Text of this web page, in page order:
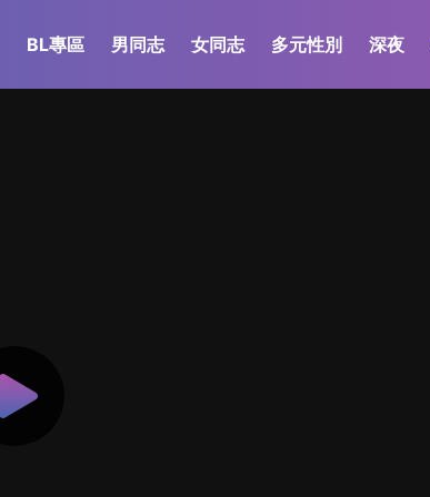
BL專區 男同志 女同志 多元性別 深夜